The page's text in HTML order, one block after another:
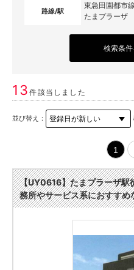
路線/駅
東急田園都市線
たまプラーザ
検索条
13件該当しました
並び替え：
1
【UY0616】たまプラーザ駅
務所やサービス系におすす